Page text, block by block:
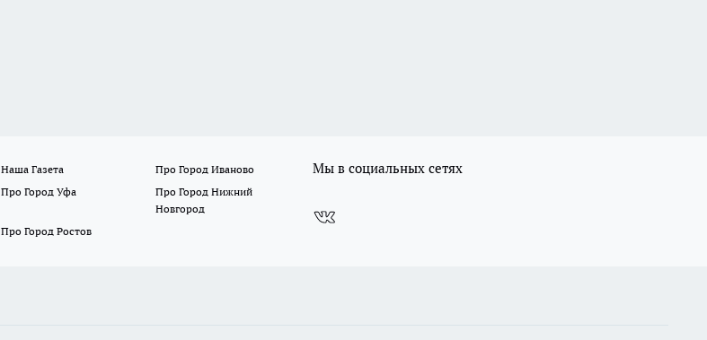
Наша Газета
Про Город Иваново
Про Город Уфа
Про Город Нижний
Новгород
Про Город Ростов
Мы в социальных сетях